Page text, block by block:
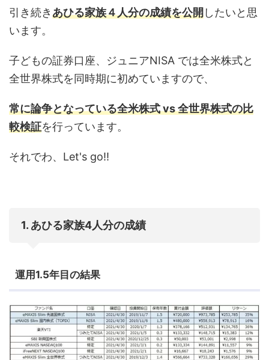
引き続きあひる家族４人分の成績を公開したいと思
います。
子どもの証券口座、ジュニアNISA では全米株式と
全世界株式を同時期に初めていますので、
常に論争となっている全米株式 vs 全世界株式の比
較検証を行っています。
それでわ、Let's go!!
1. あひる家族4人分の成績
運用1.5年目の結果